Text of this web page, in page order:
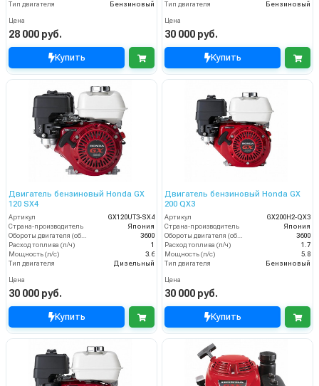
Тип двигателя
Бензиновый
Цена
28 000 руб.
Купить
Тип двигателя
Бензиновый
Цена
30 000 руб.
Купить
Двигатель бензиновый Honda GX
120 SX4
Артикул
GX120UT3-SX4
Страна-производитель
Япония
Обороты двигателя (об/мин)
3600
Расход топлива (л/ч)
1
Мощность (л/с)
3.6
Тип двигателя
Дизельный
Цена
30 000 руб.
Купить
Двигатель бензиновый Honda GX
200 QX3
Артикул
GX200H2-QX3
Страна-производитель
Япония
Обороты двигателя (об/мин)
3600
Расход топлива (л/ч)
1.7
Мощность (л/с)
5.8
Тип двигателя
Бензиновый
Цена
30 000 руб.
Купить